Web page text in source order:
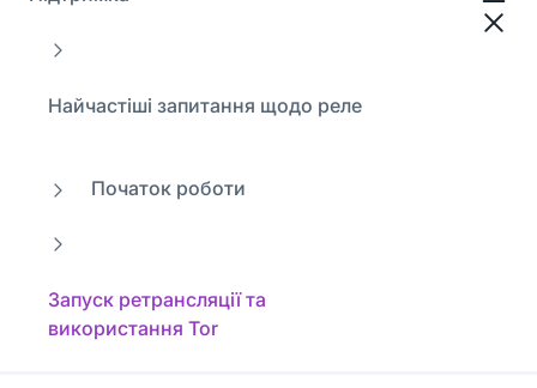
Найчастіші запитання щодо реле
Початок роботи
Запуск ретрансляції та
використання Tor